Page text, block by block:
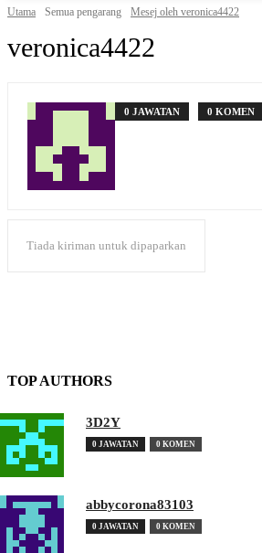
Utama Semua pengarang Mesej oleh veronica4422
veronica4422
0 JAWATAN 0 KOMEN
Tiada kiriman untuk dipaparkan
TOP AUTHORS
3D2Y
0 JAWATAN 0 KOMEN
abbycorona83103
0 JAWATAN 0 KOMEN